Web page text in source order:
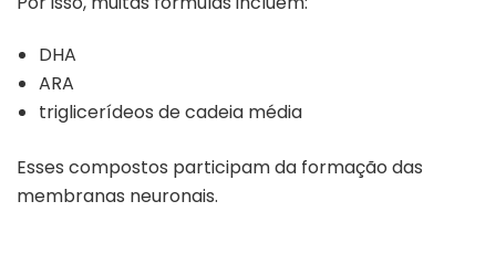
DHA
ARA
triglicerídeos de cadeia média
Esses compostos participam da formação das
membranas neuronais.